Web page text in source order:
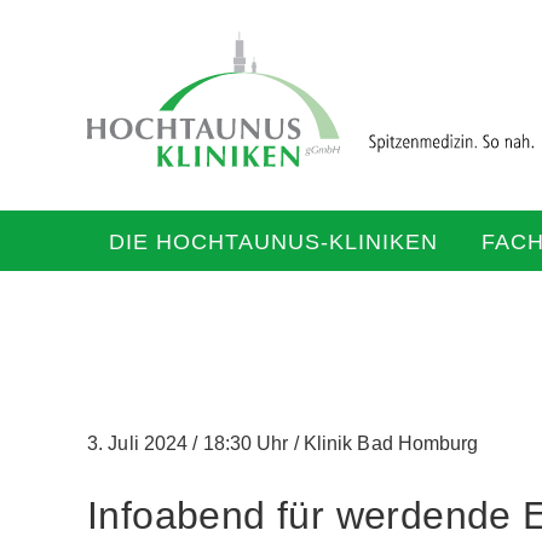
DIE HOCHTAUNUS-KLINIKEN
3. Juli 2024/18:30 Uhr /Klinik Bad Homburg
Infoabend für werdende